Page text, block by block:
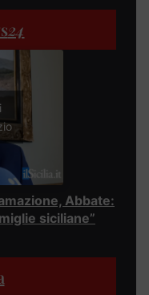
24
Abbate:
siciliane”